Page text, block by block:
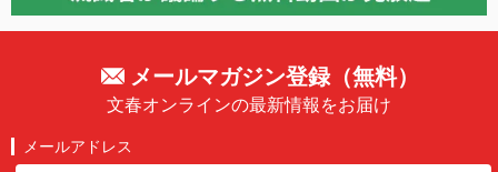
メールマガジン登録（無料）
文春オンラインの最新情報をお届け
メールアドレス